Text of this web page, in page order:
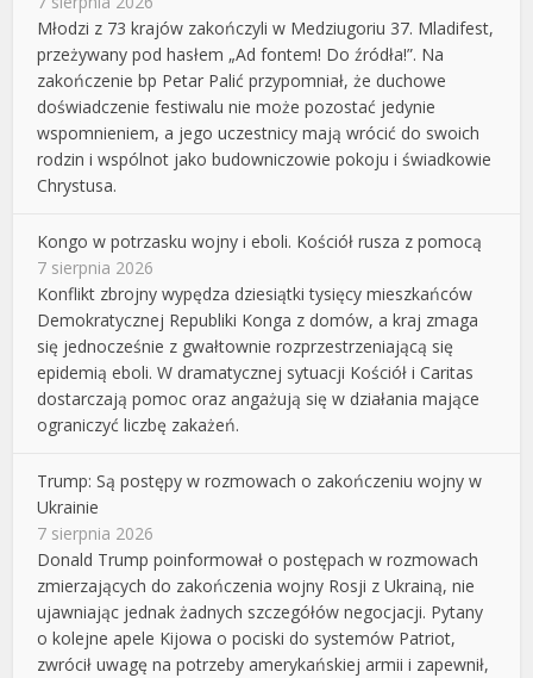
Młodzi z 73 krajów zakończyli w Medziugoriu 37. Mladifest,
przeżywany pod hasłem „Ad fontem! Do źródła!”. Na
zakończenie bp Petar Palić przypomniał, że duchowe
doświadczenie festiwalu nie może pozostać jedynie
wspomnieniem, a jego uczestnicy mają wrócić do swoich
rodzin i wspólnot jako budowniczowie pokoju i świadkowie
Chrystusa.
Kongo w potrzasku wojny i eboli. Kościół rusza z pomocą
7 sierpnia 2026
Konflikt zbrojny wypędza dziesiątki tysięcy mieszkańców
Demokratycznej Republiki Konga z domów, a kraj zmaga
się jednocześnie z gwałtownie rozprzestrzeniającą się
epidemią eboli. W dramatycznej sytuacji Kościół i Caritas
dostarczają pomoc oraz angażują się w działania mające
ograniczyć liczbę zakażeń.
Trump: Są postępy w rozmowach o zakończeniu wojny w
Ukrainie
7 sierpnia 2026
Donald Trump poinformował o postępach w rozmowach
zmierzających do zakończenia wojny Rosji z Ukrainą, nie
ujawniając jednak żadnych szczegółów negocjacji. Pytany
o kolejne apele Kijowa o pociski do systemów Patriot,
zwrócił uwagę na potrzeby amerykańskiej armii i zapewnił,